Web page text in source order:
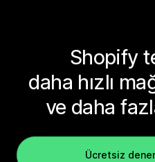
Shopify
daha hızlı
ve daha
Ücretsiz